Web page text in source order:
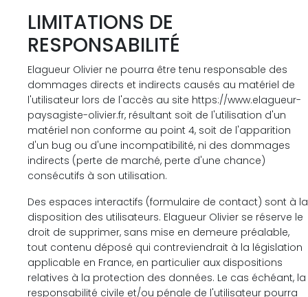
LIMITATIONS DE
RESPONSABILITÉ
Elagueur Olivier ne pourra être tenu responsable des
dommages directs et indirects causés au matériel de
l'utilisateur lors de l'accès au site https://www.elagueur-
paysagiste-olivier.fr, résultant soit de l'utilisation d'un
matériel non conforme au point 4, soit de l'apparition
d'un bug ou d'une incompatibilité, ni des dommages
indirects (perte de marché, perte d'une chance)
consécutifs à son utilisation.
Des espaces interactifs (formulaire de contact) sont à la
disposition des utilisateurs. Elagueur Olivier se réserve le
droit de supprimer, sans mise en demeure préalable,
tout contenu déposé qui contreviendrait à la législation
applicable en France, en particulier aux dispositions
relatives à la protection des données. Le cas échéant, la
responsabilité civile et/ou pénale de l'utilisateur pourra